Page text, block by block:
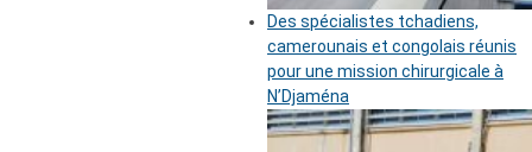
Des spécialistes tchadiens,
camerounais et congolais réunis
pour une mission chirurgicale à
N’Djaména